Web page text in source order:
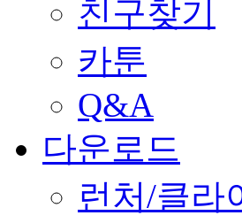
친구찾기
카툰
Q&A
다운로드
런처/클라